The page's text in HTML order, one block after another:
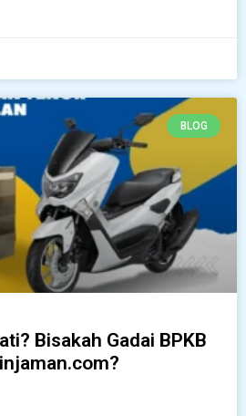
BLOG
Bisakah Gadai BPKB